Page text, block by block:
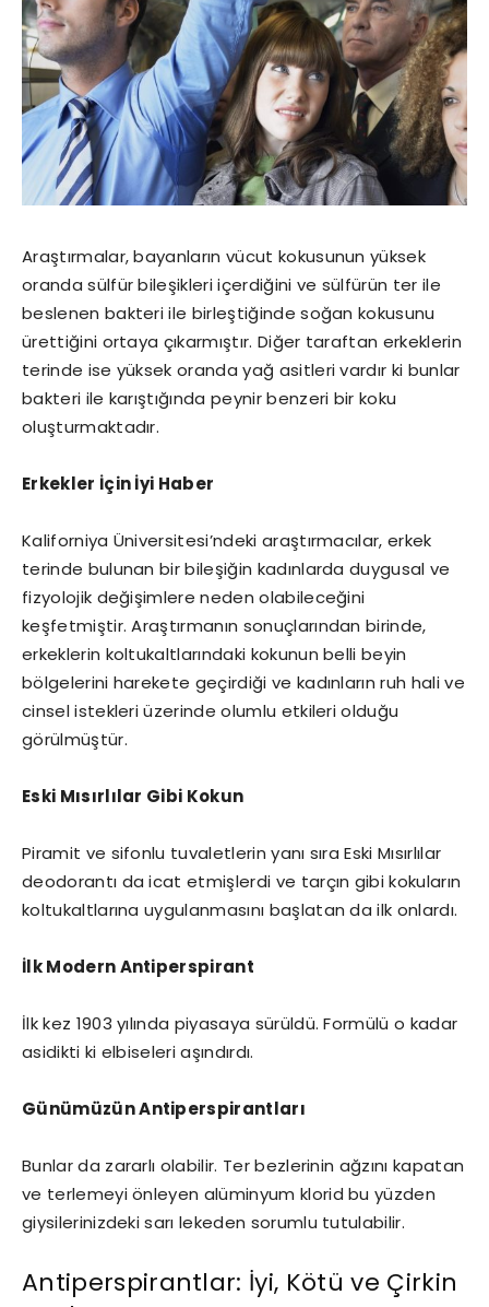
Araştırmalar, bayanların vücut kokusunun yüksek
oranda sülfür bileşikleri içerdiğini ve sülfürün ter ile
beslenen bakteri ile birleştiğinde soğan kokusunu
ürettiğini ortaya çıkarmıştır. Diğer taraftan erkeklerin
terinde ise yüksek oranda yağ asitleri vardır ki bunlar
bakteri ile karıştığında peynir benzeri bir koku
oluşturmaktadır.
Erkekler İçin İyi Haber
Kaliforniya Üniversitesi’ndeki araştırmacılar, erkek
terinde bulunan bir bileşiğin kadınlarda duygusal ve
fizyolojik değişimlere neden olabileceğini
keşfetmiştir. Araştırmanın sonuçlarından birinde,
erkeklerin koltukaltlarındaki kokunun belli beyin
bölgelerini harekete geçirdiği ve kadınların ruh hali ve
cinsel istekleri üzerinde olumlu etkileri olduğu
görülmüştür.
Eski Mısırlılar Gibi Kokun
Piramit ve sifonlu tuvaletlerin yanı sıra Eski Mısırlılar
deodorantı da icat etmişlerdi ve tarçın gibi kokuların
koltukaltlarına uygulanmasını başlatan da ilk onlardı.
İlk Modern Antiperspirant
İlk kez 1903 yılında piyasaya sürüldü. Formülü o kadar
asidikti ki elbiseleri aşındırdı.
Günümüzün Antiperspirantları
Bunlar da zararlı olabilir. Ter bezlerinin ağzını kapatan
ve terlemeyi önleyen alüminyum klorid bu yüzden
giysilerinizdeki sarı lekeden sorumlu tutulabilir.
Antiperspirantlar: İyi, Kötü ve Çirkin